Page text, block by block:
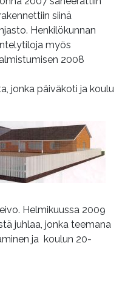
siinä
Henkilökunnan
myös
2008
jonka päiväkoti ja koulu
Helmikuussa 2009
juhlaa, jonka teemana
ja koulun 20-